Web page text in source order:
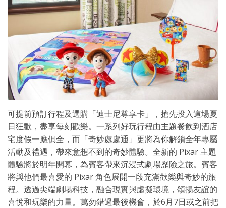
可提前預訂行程及選購「迪士尼尊享卡」，搶先投入這場夏
日狂歡，盡享每刻歡樂。一系列好玩行程由主題餐飲到酒店
宅度假一應俱全，而「奇妙處處通」更將為你解鎖全年專屬
活動及禮遇，帶來意想不到的奇妙體驗。全新的 Pixar 主題
體驗將於明年開幕，為賓客帶來沉浸式劇場歷險之旅。賓客
將與他們最喜愛的 Pixar 角色展開一段充滿歡樂與奇妙的旅
程。透過尖端劇場科技，融合現實與虛擬環境，頌揚友誼的
喜悅和玩樂的力量。萬勿錯過最後機會，於6月7日或之前把